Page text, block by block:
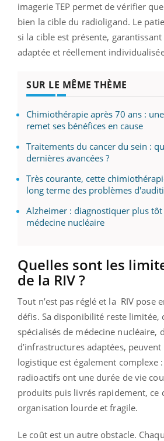
imagerie TEP permet de vérifier
bien la cible du radioligand. Le
si la cible est présente,
adaptée et réellement
SUR LE MÊME THÈME
Chimiothérapie après 70 ans :
remet ses bénéfices en cause
Traitements du cancer du sein :
dernières avancées ?
Très courante, cette
long terme des problèmes
Alzheimer : diagnostiquer plus tôt
médecine nucléaire
Quelles sont les
de la RIV ?
Tout n’est pas réglé et la RIV pose
défis. Sa disponibilité reste limitée,
spécialisés de médecine nucléaire,
d’infrastructures adaptées,
logistique est également complexe
radioactifs ont une durée de vie
produits puis livrés rapidement, ce
organisation lourde et fragile.
Le coût est un autre obstacle.